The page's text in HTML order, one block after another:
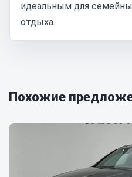
идеальным для
отдыха.
Похожие